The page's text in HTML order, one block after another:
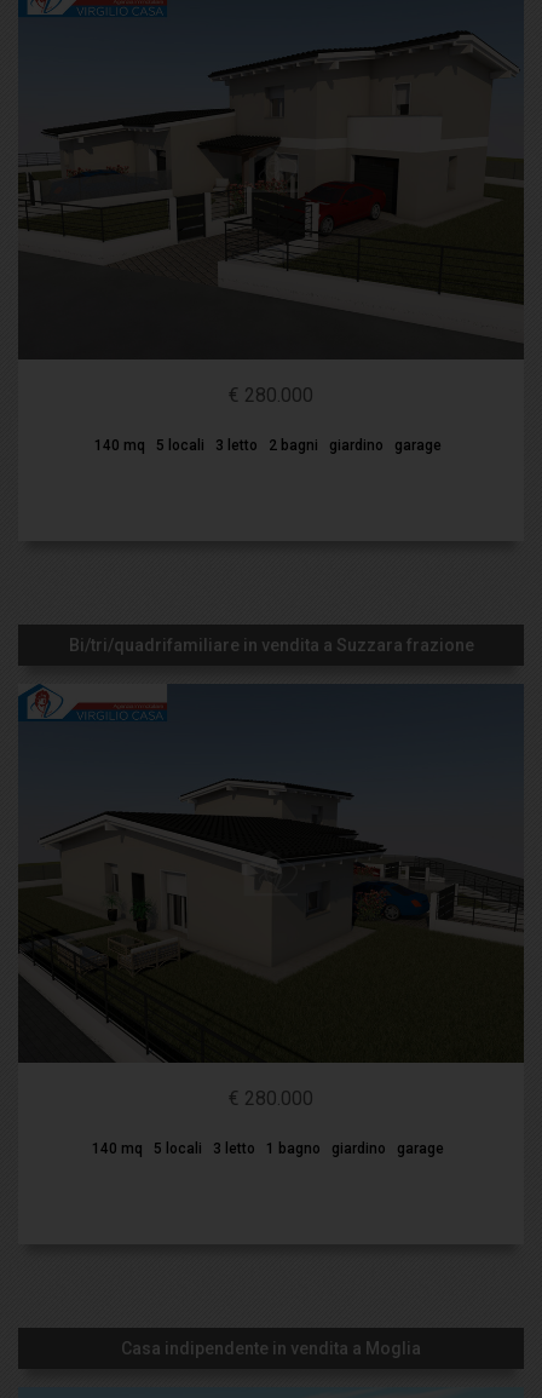
€ 280.000
140 mq 5 locali 3 letto 2 bagni giardino garage
Bi/tri/quadrifamiliare in vendita a Suzzara frazione
€ 280.000
140 mq 5 locali 3 letto 1 bagno giardino garage
Casa indipendente in vendita a Moglia